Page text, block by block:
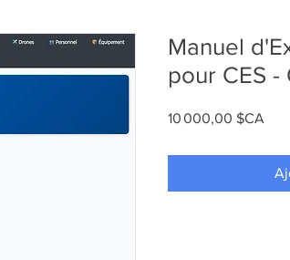
Manuel
pour CES -
10 000,00 $CA